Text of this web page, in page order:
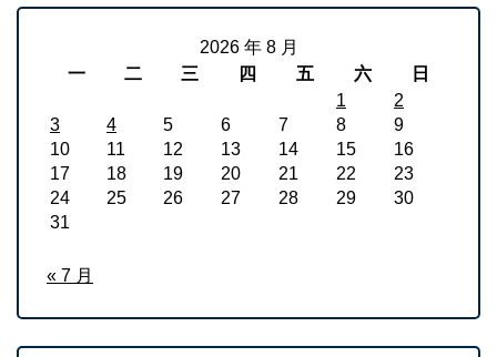
2026 年 8 月
一
二 三 四 五 六
日
1
2
3
4 5 6 7 8
9
10
11 12 13 14 15
16
17
18 19 20 21 22
23
24
25 26 27 28 29
30
31
« 7 月